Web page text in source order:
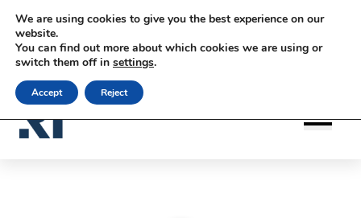
Uudiskirja tellimine
RATEKO Akatemia | Eesti
We are using cookies to give you the best experience on our
website.
You can find out more about which cookies we are using or
switch them off in settings.
Accept Reject